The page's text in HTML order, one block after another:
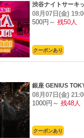
渋谷ナイトサーキ
題
08月07日(金)
500円～ 残50人
クーポンあり
銀座 GENIUS
08月07日(金)
1000円～ 残48人
クーポンあり